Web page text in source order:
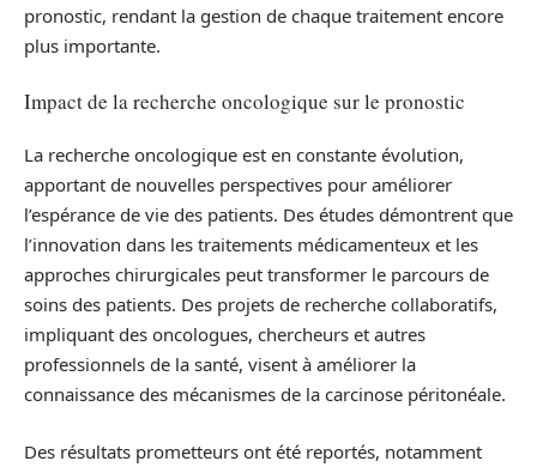
pronostic, rendant la gestion de chaque traitement encore
plus importante.
Impact de la recherche oncologique sur le pronostic
La recherche oncologique est en constante évolution,
apportant de nouvelles perspectives pour améliorer
l’espérance de vie des patients. Des études démontrent que
l’innovation dans les traitements médicamenteux et les
approches chirurgicales peut transformer le parcours de
soins des patients. Des projets de recherche collaboratifs,
impliquant des oncologues, chercheurs et autres
professionnels de la santé, visent à améliorer la
connaissance des mécanismes de la carcinose péritonéale.
Des résultats prometteurs ont été reportés, notamment